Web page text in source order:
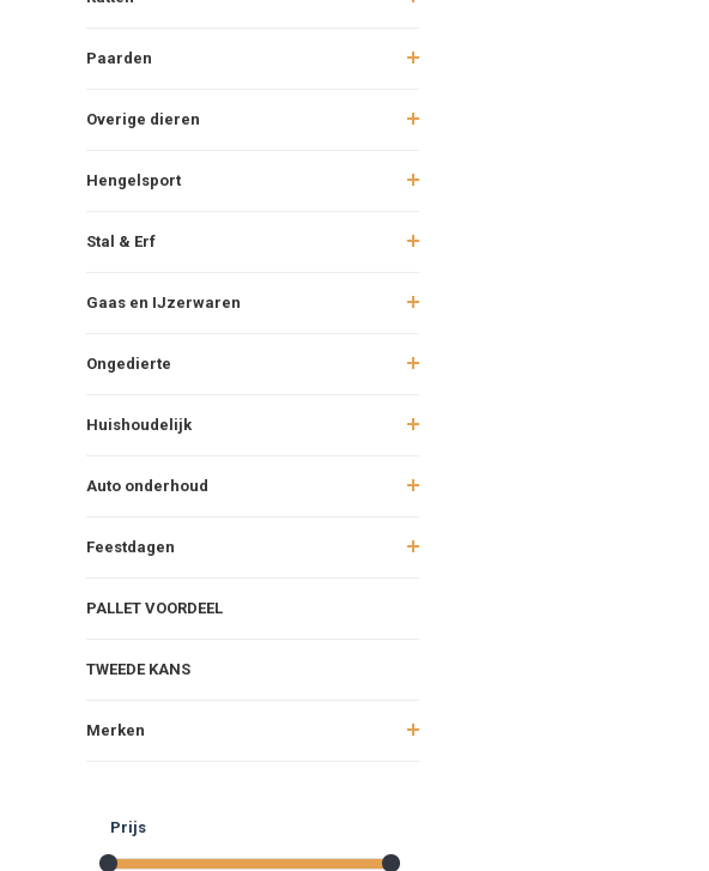
Paarden
Overige dieren
Hengelsport
Stal & Erf
Gaas en IJzerwaren
Ongedierte
Huishoudelijk
Auto onderhoud
Feestdagen
PALLET VOORDEEL
TWEEDE KANS
Merken
Prijs